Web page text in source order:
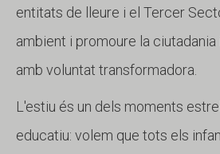
entitats de lleure i el Tercer
ambient i promoure la
amb voluntat transformadora.
L'estiu és un dels moments
educatiu: volem que tots els